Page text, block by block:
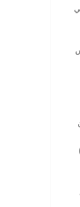
رقم (56)